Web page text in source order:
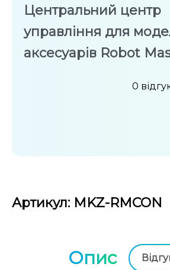
Центральний центр
управління для
аксесуарів Robot
0
Артикул: MKZ-RMCON
Опис